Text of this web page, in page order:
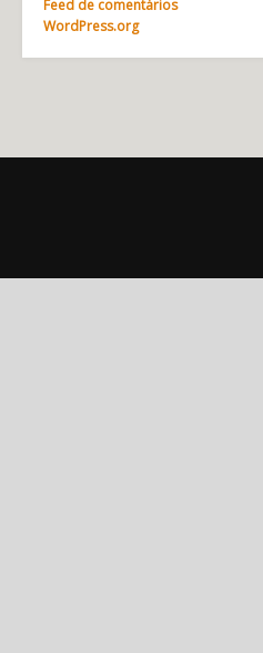
Feed de comentários
WordPress.org